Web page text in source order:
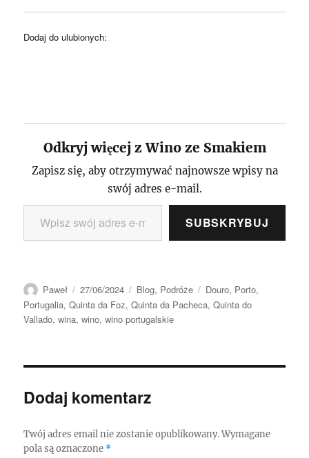
Dodaj do ulubionych:
Odkryj więcej z Wino ze Smakiem
Zapisz się, aby otrzymywać najnowsze wpisy na
swój adres e-mail.
Wpisz swój adres e-mail…
SUBSKRYBUJ
Autor
Paweł
Data
publikacji
27/06/2024 Kategorie
Blog, Podróże Tagi
Douro, Porto,
Portugalia,Quinta da Foz,Quinta da Pacheca,Quinta do
Vallado,wina,wino,wino portugalskie
Dodaj komentarz
Twój adres email nie zostanie opublikowany. Wymagane
pola są oznaczone *